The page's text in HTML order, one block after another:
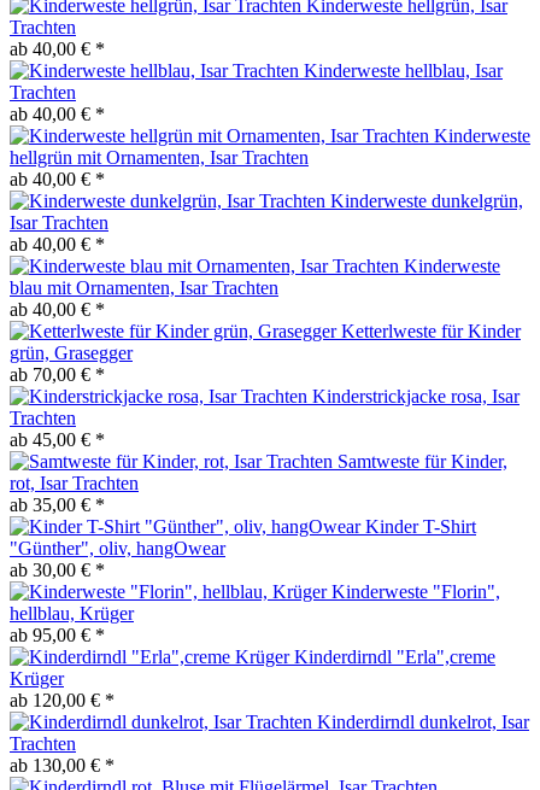
Kinderweste hellgrün, Isar
Trachten
ab 40,00 € *
Kinderweste hellblau, Isar
Trachten
ab 40,00 € *
Kinderweste
hellgrün mit Ornamenten, Isar Trachten
ab 40,00 € *
Kinderweste dunkelgrün,
Isar Trachten
ab 40,00 € *
Kinderweste
blau mit Ornamenten, Isar Trachten
ab 40,00 € *
Ketterlweste für Kinder
grün, Grasegger
ab 70,00 € *
Kinderstrickjacke rosa, Isar
Trachten
ab 45,00 € *
Samtweste für Kinder,
rot, Isar Trachten
ab 35,00 € *
Kinder T-Shirt
"Günther", oliv, hangOwear
ab 30,00 € *
Kinderweste "Florin",
hellblau, Krüger
ab 95,00 € *
Kinderdirndl "Erla",creme
Krüger
ab 120,00 € *
Kinderdirndl dunkelrot, Isar
Trachten
ab 130,00 € *